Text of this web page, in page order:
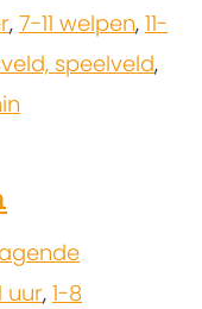
, 7-11 welpen, 11-
speelveld,
uur, 1-8